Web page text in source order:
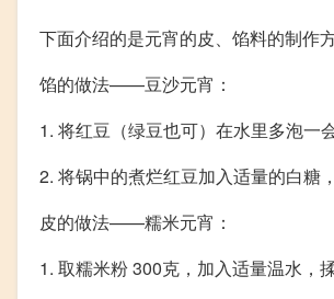
下面介绍的是元宵的皮、馅料的制作
馅的做法——豆沙元宵：
1. 将红豆（绿豆也可）在水里多泡一
2. 将锅中的煮烂红豆加入适量的白糖
皮的做法——糯米元宵：
1. 取糯米粉 300克，加入适量温水，揉